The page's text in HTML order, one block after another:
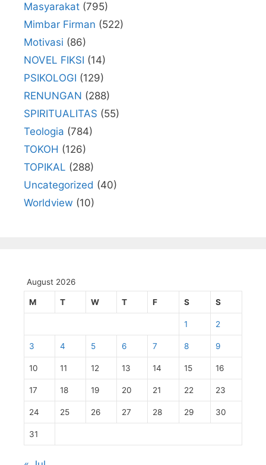
Masyarakat (795)
Mimbar Firman (522)
Motivasi (86)
NOVEL FIKSI (14)
PSIKOLOGI (129)
RENUNGAN (288)
SPIRITUALITAS (55)
Teologia (784)
TOKOH (126)
TOPIKAL (288)
Uncategorized (40)
Worldview (10)
August 2026
M T W T F S S
1 2
3 4 5 6 7 8 9
10 11 12 13 14 15 16
17 18 19 20 21 22 23
24 25 26 27 28 29 30
31